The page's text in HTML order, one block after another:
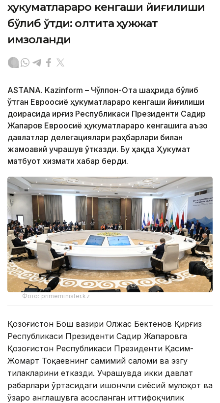
ҳукуматлараро кенгаши йиғилиши
бўлиб ўтди: олтита ҳужжат
имзоланди
ASTANA. Kazinform – Чўлпон-Ота шаҳрида бўлиб
ўтган Евроосиё ҳукуматлараро кенгаши йиғилиши
доирасида Қирғиз Республикаси Президенти Садир
Жапаров Евроосиё ҳукуматлараро кенгашига аъзо
давлатлар делегациялари раҳбарлари билан
жамоавий учрашув ўтказди. Бу ҳақда Ҳукумат
матбуот хизмати хабар берди.
Фото: primeminister.kz
Қозоғистон Бош вазири Олжас Бектенов Қирғиз
Республикаси Президенти Садир Жапаровга
Қозоғистон Республикаси Президенти Қасим-
Жомарт Тоқаевнинг самимий саломи ва эзгу
тилакларини етказди. Учрашувда икки давлат
раҳбарлари ўртасидаги ишончли сиёсий мулоқот ва
ўзаро англашувга асосланган иттифоқчилик